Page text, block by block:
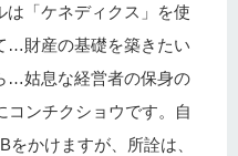
「ケネディクス」を使
…財産の基礎を築きたい
…姑息な経営者の保身の
コンチクショウです。自
かけますが、所詮は、